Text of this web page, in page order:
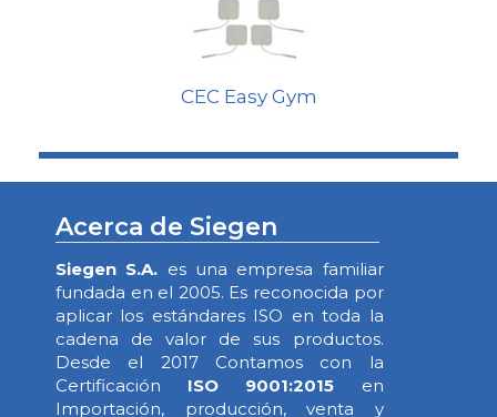
CEC Easy Gym
Acerca de Siegen
Siegen S.A. es una empresa familiar
fundada en el 2005. Es reconocida por
aplicar los estándares ISO en toda la
cadena de valor de sus productos.
Desde el 2017 Contamos con la
Certificación ISO 9001:2015 en
Importación, producción, venta y